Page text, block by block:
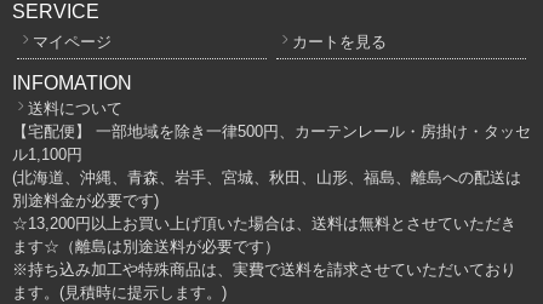
SERVICE
マイページ カートを見る
INFOMATION
送料について
【宅配便】 一部地域を除き一律500円、カーテンレール・房掛け・タッセ
ル1,100円
(北海道、沖縄、青森、岩手、宮城、秋田、山形、福島、離島への配送は
別途料金が必要です)
☆13,200円以上お買い上げ頂いた場合は、送料は無料とさせていただき
ます☆（離島は別途送料が必要です）
※持ち込み加工や特殊商品は、実費で送料を請求させていただいており
ます。(見積時に提示します。)